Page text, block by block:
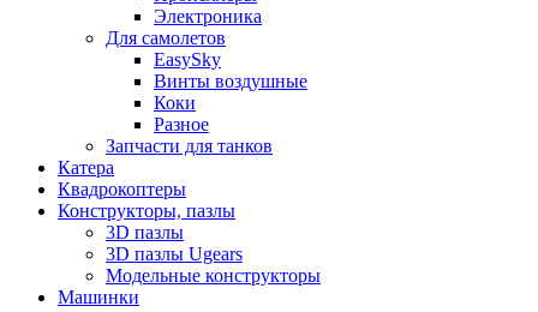
Электроника
Для самолетов
EasySky
Винты воздушные
Коки
Разное
Запчасти для танков
Катера
Квадрокоптеры
Конструкторы, пазлы
3D пазлы
3D пазлы Ugears
Модельные конструкторы
Машинки